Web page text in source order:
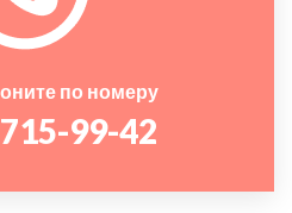
по номеру
99-42